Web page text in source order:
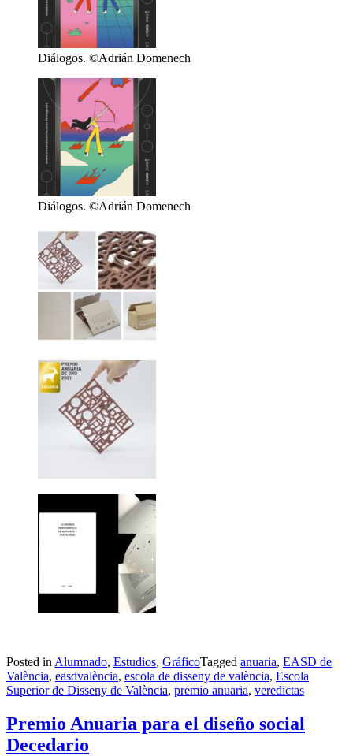
Diálogos. ©Adrián Domenech
Diálogos. ©Adrián Domenech
Posted in Alumnado, Estudios, GráficoTagged anuaria, EASD de
València, easdvalència, escola de disseny de valència, Escola
Superior de Disseny de València, premio anuaria, veredictas
Premio Anuaria para el diseño social
Decedario